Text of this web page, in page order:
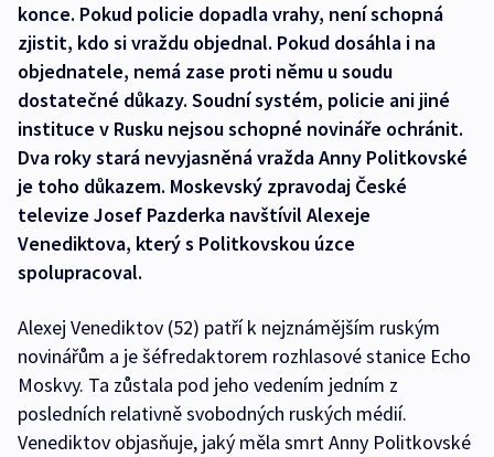
konce. Pokud policie dopadla vrahy, není schopná
zjistit, kdo si vraždu objednal. Pokud dosáhla i na
objednatele, nemá zase proti němu u soudu
dostatečné důkazy. Soudní systém, policie ani jiné
instituce v Rusku nejsou schopné novináře ochránit.
Dva roky stará nevyjasněná vražda Anny Politkovské
je toho důkazem. Moskevský zpravodaj České
televize Josef Pazderka navštívil Alexeje
Venediktova, který s Politkovskou úzce
spolupracoval.
Alexej Venediktov (52) patří k nejznámějším ruským
novinářům a je šéfredaktorem rozhlasové stanice Echo
Moskvy. Ta zůstala pod jeho vedením jedním z
posledních relativně svobodných ruských médií.
Venediktov objasňuje, jaký měla smrt Anny Politkovské